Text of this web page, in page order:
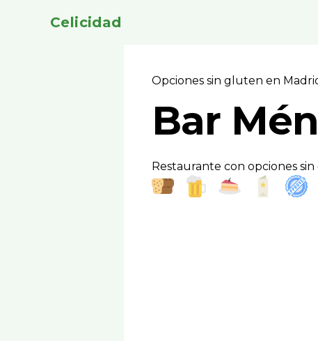
Celicidad
Opciones sin gluten en
Bar
Restaurante con opciones